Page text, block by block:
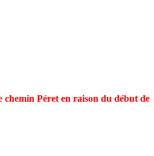
Péret en raison du début